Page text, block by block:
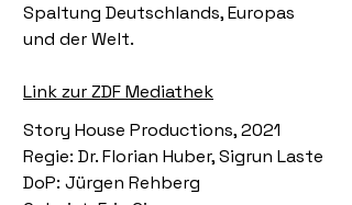
Spaltung Deutschlands, Europas
und der Welt.
Link zur ZDF Mediathek
Story House Productions, 2021
Regie: Dr. Florian Huber, Sigrun Laste
DoP: Jürgen Rehberg